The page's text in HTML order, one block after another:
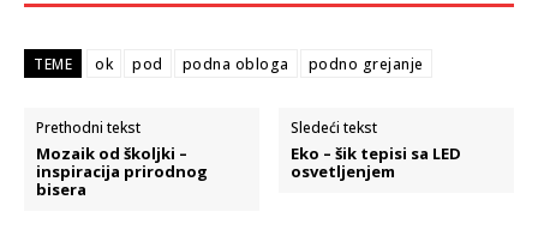
TEME ok pod podna obloga podno grejanje
Prethodni tekst
Mozaik od školjki –
inspiracija prirodnog
bisera
Sledeći tekst
Eko – šik tepisi sa LED
osvetljenjem